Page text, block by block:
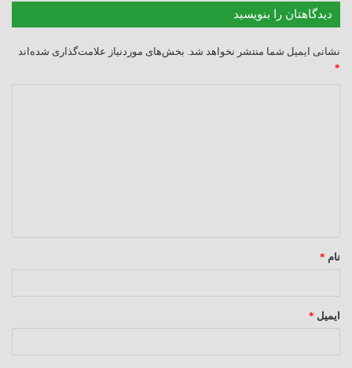
دیدگاهتان را بنویسید
نشانی ایمیل شما منتشر نخواهد شد. بخش‌های موردنیاز علامت‌گذاری شده‌اند
*
نام *
ایمیل *